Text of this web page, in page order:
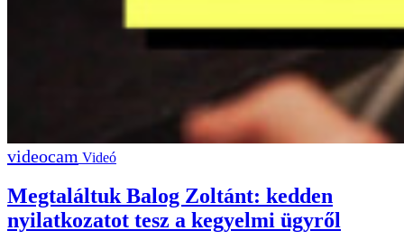
Videó
Megtaláltuk Balog Zoltánt: kedden
nyilatkozatot tesz a kegyelmi ügyről